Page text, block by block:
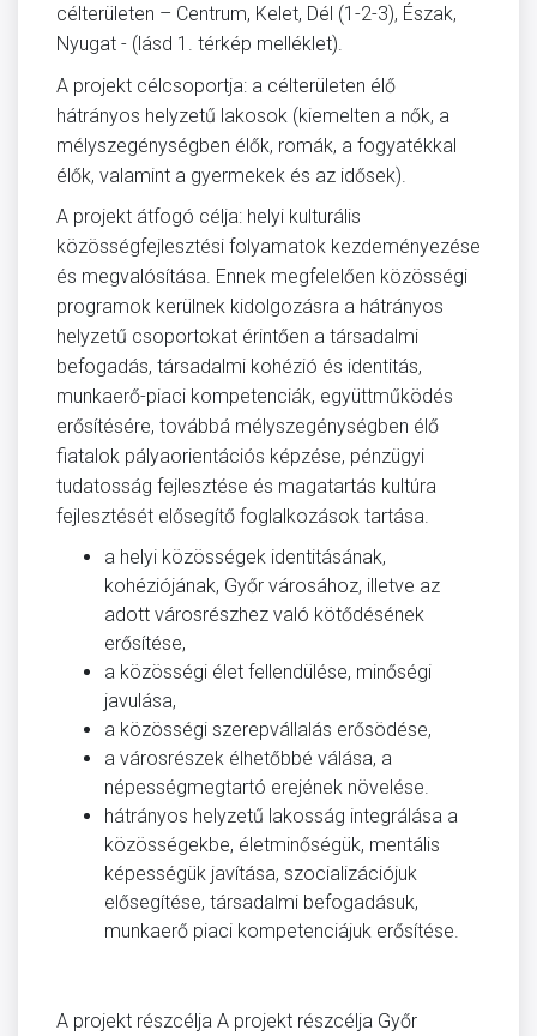
célterületen – Centrum, Kelet, Dél (1-2-3), Észak,
Nyugat - (lásd 1. térkép melléklet).
A projekt célcsoportja: a célterületen élő
hátrányos helyzetű lakosok (kiemelten a nők, a
mélyszegénységben élők, romák, a fogyatékkal
élők, valamint a gyermekek és az idősek).
A projekt átfogó célja: helyi kulturális
közösségfejlesztési folyamatok kezdeményezése
és megvalósítása. Ennek megfelelően közösségi
programok kerülnek kidolgozásra a hátrányos
helyzetű csoportokat érintően a társadalmi
befogadás, társadalmi kohézió és identitás,
munkaerő-piaci kompetenciák, együttműködés
erősítésére, továbbá mélyszegénységben élő
fiatalok pályaorientációs képzése, pénzügyi
tudatosság fejlesztése és magatartás kultúra
fejlesztését elősegítő foglalkozások tartása.
a helyi közösségek identitásának,
kohéziójának, Győr városához, illetve az
adott városrészhez való kötődésének
erősítése,
a közösségi élet fellendülése, minőségi
javulása,
a közösségi szerepvállalás erősödése,
a városrészek élhetőbbé válása, a
népességmegtartó erejének növelése.
hátrányos helyzetű lakosság integrálása a
közösségekbe, életminőségük, mentális
képességük javítása, szocializációjuk
elősegítése, társadalmi befogadásuk,
munkaerő piaci kompetenciájuk erősítése.
A projekt részcélja A projekt részcélja Győr